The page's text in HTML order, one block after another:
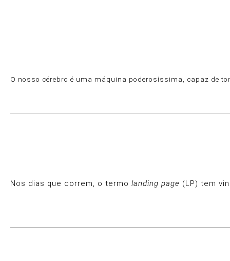
O nosso cérebro é uma máquina poderosíssima, capaz de
Nos dias que correm, o termo landing page (LP) tem